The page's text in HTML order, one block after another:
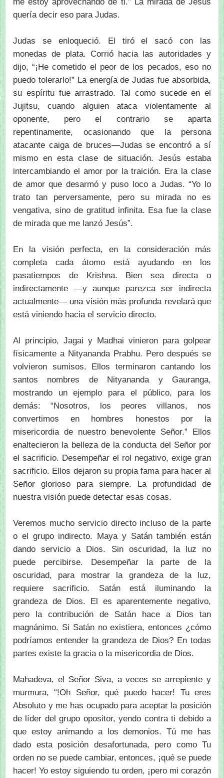
quería decir eso para Judas.
Judas se enloqueció. El tiró el sacó con las
monedas de plata. Corrió hacia las autoridades y
dijo, “¡He cometido el peor de los pecados, eso no
puedo tolerarlo!” La energía de Judas fue absorbida,
su espíritu fue arrastrado. Tal como sucede en el
Jujitsu, cuando alguien ataca violentamente al
oponente, pero el contrario se aparta
repentinamente, ocasionando que la persona
atacante caiga de bruces—Judas se encontró a sí
mismo en esta clase de situación. Jesús estaba
intercambiando el amor por la traición. Era la clase
de amor que desarmó y puso loco a Judas. “Yo lo
trato tan perversamente, pero su mirada no es
vengativa, sino de gratitud infinita. Esa fue la clase
de mirada que me lanzó Jesús”.
En la visión perfecta, en la consideración más
completa cada átomo está ayudando en los
pasatiempos de Krishna. Bien sea directa o
indirectamente —y aunque parezca ser indirecta
actualmente— una visión más profunda revelará que
está viniendo hacia el servicio directo.
Al principio, Jagai y Madhai vinieron para golpear
físicamente a Nityananda Prabhu. Pero después se
volvieron sumisos. Ellos terminaron cantando los
santos nombres de Nityananda y Gauranga,
mostrando un ejemplo para el público, para los
demás: “Nosotros, los peores villanos, nos
convertimos en hombres honestos por la
misericordia de nuestro benevolente Señor.” Ellos
enaltecieron la belleza de la conducta del Señor por
el sacrificio. Desempeñar el rol negativo, exige gran
sacrificio. Ellos dejaron su propia fama para hacer al
Señor glorioso para siempre. La profundidad de
nuestra visión puede detectar esas cosas.
Veremos mucho servicio directo incluso de la parte
o el grupo indirecto. Maya y Satán también están
dando servicio a Dios. Sin oscuridad, la luz no
puede percibirse. Desempeñar la parte de la
oscuridad, para mostrar la grandeza de la luz,
requiere sacrificio. Satán está iluminando la
grandeza de Dios. El es aparentemente negativo,
pero la contribución de Satán hace a Dios tan
magnánimo. Si Satán no existiera, entonces ¿cómo
podríamos entender la grandeza de Dios? En todas
partes existe la gracia o la misericordia de Dios.
Mahadeva, el Señor Siva, a veces se arrepiente y
murmura, “!Oh Señor, qué puedo hacer! Tu eres
Absoluto y me has ocupado para aceptar la posición
de líder del grupo opositor, yendo contra ti debido a
que estoy animando a los demonios. Tú me has
dado esta posición desafortunada, pero como Tu
orden no se puede cambiar, entonces, ¡qué se puede
hacer! Yo estoy siguiendo tu orden, ¡pero mi corazón